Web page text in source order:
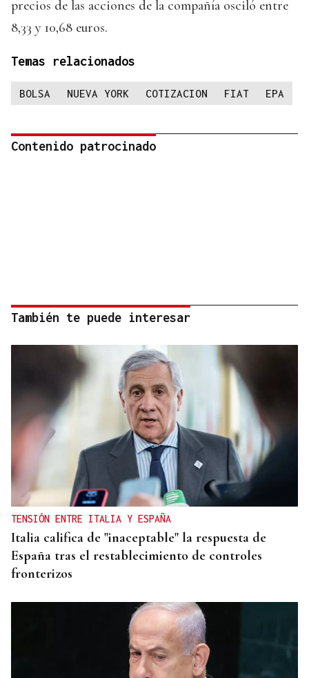
precios de las acciones de la compañía osciló entre
8,33 y 10,68 euros.
Temas relacionados
BOLSA NUEVA YORK COTIZACION FIAT EPA
Contenido patrocinado
También te puede interesar
TENSIÓN ENTRE ITALIA Y ESPAÑA
Italia califica de "inaceptable" la respuesta de
España tras el restablecimiento de controles
fronterizos